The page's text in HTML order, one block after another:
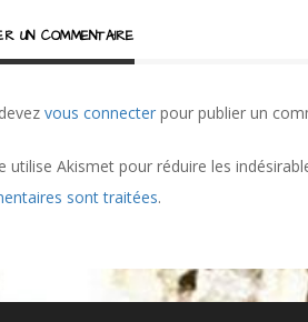
UN COMMENTAIRE
vous connecter pour publier un
utilise Akismet pour réduire les
sont traitées.